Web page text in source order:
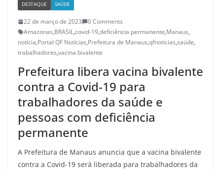
DESTAQUE SAÚDE
22 de março de 2023
0 Comments
Amazonas,BRASIL,covid-19,deficiência permanente,Manaus,
notícia,Portal QF Notícias,Prefeitura de Manaus,qfnotícias,saúde,
trabalhadores,vacina bivalente
Prefeitura libera vacina bivalente
contra a Covid-19 para
trabalhadores da saúde e
pessoas com deficiência
permanente
A Prefeitura de Manaus anuncia que a vacina bivalente
contra a Covid-19 será liberada para trabalhadores da